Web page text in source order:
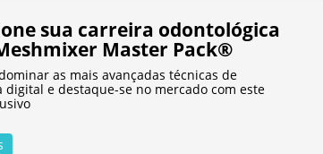
sua carreira odontológica
Master Pack®
as mais avançadas técnicas de
digital e destaque-se no mercado com este